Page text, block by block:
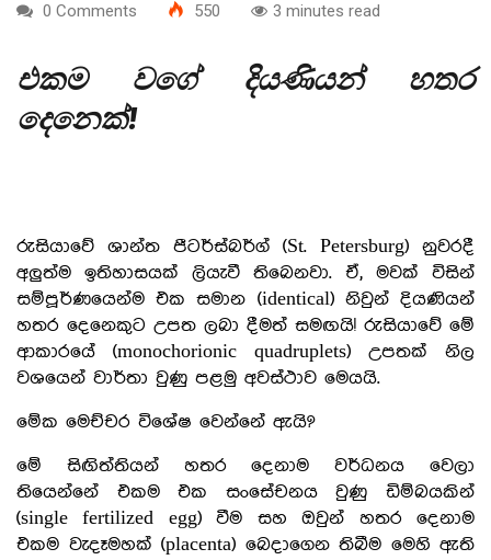
0 Comments
550 3 minutes read
එකම වගේ දියණියන් හතර
දෙනෙක්!
රුසියාවේ ශාන්ත පීටර්ස්බර්ග් (St. Petersburg) නුවරදී
අලුත්ම ඉතිහාසයක් ලියැවී තිබෙනවා. ඒ, මවක් විසින්
සම්පූර්ණයෙන්ම එක සමාන (identical) නිවුන් දියණියන්
හතර දෙනෙකුට උපත ලබා දීමත් සමඟයි! රුසියාවේ මේ
ආකාරයේ (monochorionic quadruplets) උපතක් නිල
වශයෙන් වාර්තා වුණු පළමු අවස්ථාව මෙයයි.
මේක මෙච්චර විශේෂ වෙන්නේ ඇයි?
මේ සිඟිත්තියන් හතර දෙනාම වර්ධනය වෙලා
තියෙන්නේ එකම එක සංසේචනය වුණු ඩිම්බයකින්
(single fertilized egg) වීම සහ ඔවුන් හතර දෙනාම
එකම වැදෑමහක් (placenta) බෙදාගෙන තිබීම මෙහි ඇති